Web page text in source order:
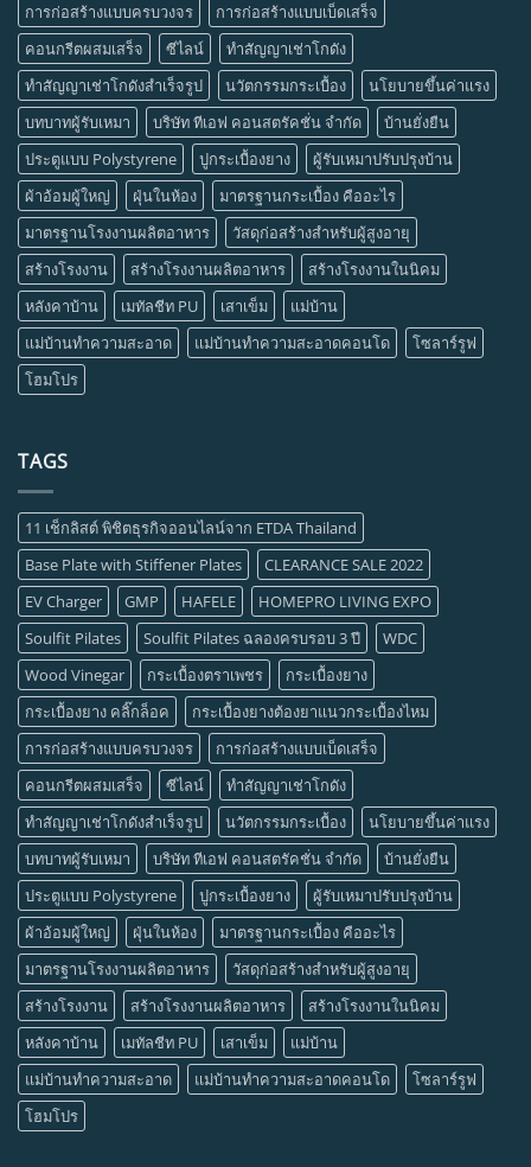
การก่อสร้างแบบครบวงจร
การก่อสร้างแบบเบ็ดเสร็จ
คอนกรีตผสมเสร็จ
ซีไลน์
ทำสัญญาเช่าโกดัง
ทำสัญญาเช่าโกดังสำเร็จรูป
นวัตกรรมกระเบื้อง
นโยบายขึ้นค่าแรง
บทบาทผู้รับเหมา
บริษัท ทีเอฟ คอนสตรัคชั่น จำกัด
บ้านยั่งยืน
ประตูแบบ Polystyrene
ปูกระเบื้องยาง
ผู้รับเหมาปรับปรุงบ้าน
ผ้าอ้อมผู้ใหญ่
ฝุ่นในห้อง
มาตรฐานกระเบื้อง คืออะไร
มาตรฐานโรงงานผลิตอาหาร
วัสดุก่อสร้างสำหรับผู้สูงอายุ
สร้างโรงงาน
สร้างโรงงานผลิตอาหาร
สร้างโรงงานในนิคม
หลังคาบ้าน
เมทัลชีท PU เสาเข็ม
แม่บ้าน
แม่บ้านทำความสะอาด
แม่บ้านทำความสะอาดคอนโด
โซลาร์รูฟ
โฮมโปร
TAGS
11 เช็กลิสต์ พิชิตธุรกิจออนไลน์จาก ETDA Thailand
Base Plate with Stiffener Plates
CLEARANCE SALE 2022
EV Charger
GMP HAFELE
HOMEPRO LIVING EXPO
Soulfit Pilates
Soulfit Pilates ฉลองครบรอบ 3 ปี
WDC
Wood Vinegar
กระเบื้องตราเพชร
กระเบื้องยาง
กระเบื้องยาง คลิ๊กล็อค
กระเบื้องยางต้องยาแนวกระเบื้องไหม
การก่อสร้างแบบครบวงจร
การก่อสร้างแบบเบ็ดเสร็จ
คอนกรีตผสมเสร็จ
ซีไลน์
ทำสัญญาเช่าโกดัง
ทำสัญญาเช่าโกดังสำเร็จรูป
นวัตกรรมกระเบื้อง
นโยบายขึ้นค่าแรง
บทบาทผู้รับเหมา
บริษัท ทีเอฟ คอนสตรัคชั่น จำกัด
บ้านยั่งยืน
ประตูแบบ Polystyrene
ปูกระเบื้องยาง
ผู้รับเหมาปรับปรุงบ้าน
ผ้าอ้อมผู้ใหญ่
ฝุ่นในห้อง
มาตรฐานกระเบื้อง คืออะไร
มาตรฐานโรงงานผลิตอาหาร
วัสดุก่อสร้างสำหรับผู้สูงอายุ
สร้างโรงงาน
สร้างโรงงานผลิตอาหาร
สร้างโรงงานในนิคม
หลังคาบ้าน
เมทัลชีท PU เสาเข็ม
แม่บ้าน
แม่บ้านทำความสะอาด
แม่บ้านทำความสะอาดคอนโด
โซลาร์รูฟ
โฮมโปร